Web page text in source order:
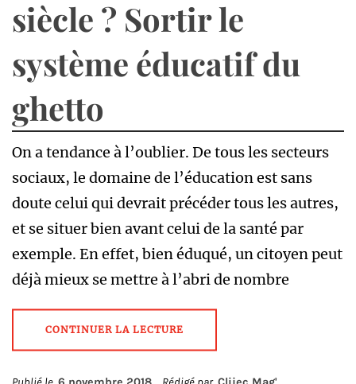
siècle ? Sortir le
système éducatif du
ghetto
On a tendance à l’oublier. De tous les secteurs
sociaux, le domaine de l’éducation est sans
doute celui qui devrait précéder tous les autres,
et se situer bien avant celui de la santé par
exemple. En effet, bien éduqué, un citoyen peut
déjà mieux se mettre à l’abri de nombre
CONTINUER LA LECTURE